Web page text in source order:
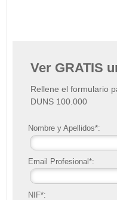
Ver GRATIS
Rellene el formulario
DUNS 100.000
Nombre y Apellidos*:
Email Profesional*:
NIF*: